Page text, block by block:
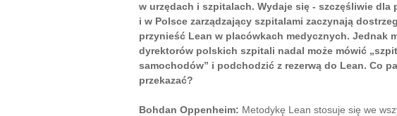
w urzędach i szpitalach. Wydaje się - szczęśliwie dla
i w Polsce zarządzający szpitalami zaczynają
przynieść Lean w placówkach medycznych. Jednak
dyrektorów polskich szpitali nadal może mówić
samochodów” i podchodzić z rezerwą do Lean. Co
przekazać?
Bohdan Oppenheim: Metodykę Lean stosuje się we